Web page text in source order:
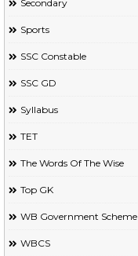
Secondary
Sports
SSC Constable
SSC GD
Syllabus
TET
The Words Of The Wise
Top GK
WB Government Scheme
WBCS